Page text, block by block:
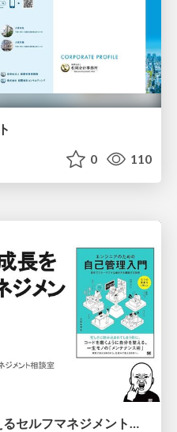
0 110
サステナブルな成長を支えるセルフマネジメントの技術/Self Management skill for growth